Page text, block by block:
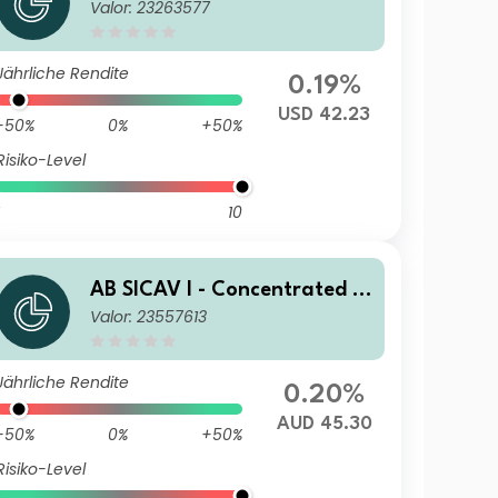
S Equity Portfolio N USD Acc
Valor: 23263577
Rendite
0%
+50%
Level
10
0.19%
USD 42.23
AB SICAV I - Concentrated U
S Equity Portfolio I AUD H Ac
Valor: 23557613
Rendite
0%
+50%
Level
0.20%
AUD 45.30